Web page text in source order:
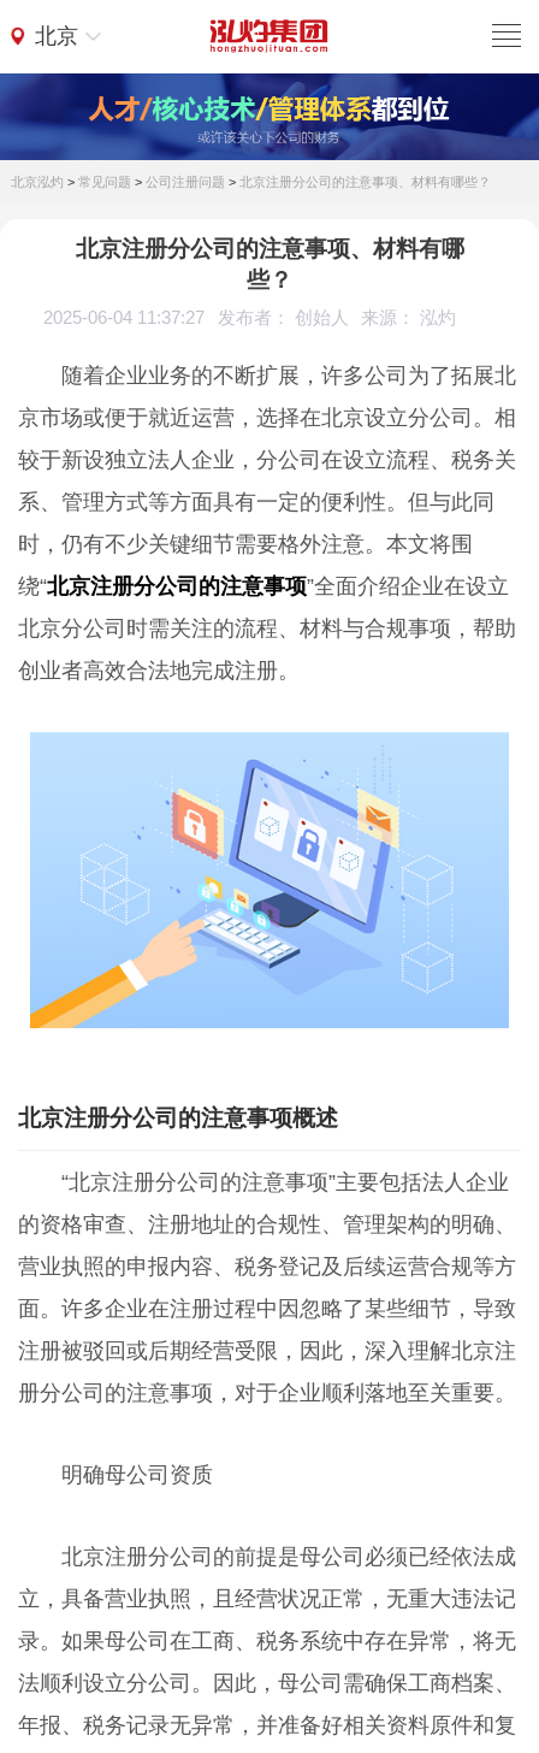
北京
北京泓灼 > 常见问题 > 公司注册问题 > 北京注册分公司的注意事项、材料有哪些？
北京注册分公司的注意事项、材料有哪
些？
2025-06-04 11:37:27 发布者： 创始人 来源： 泓灼
随着企业业务的不断扩展，许多公司为了拓展北
京市场或便于就近运营，选择在北京设立分公司。相
较于新设独立法人企业，分公司在设立流程、税务关
系、管理方式等方面具有一定的便利性。但与此同
时，仍有不少关键细节需要格外注意。本文将围
绕“北京注册分公司的注意事项”全面介绍企业在设立
北京分公司时需关注的流程、材料与合规事项，帮助
创业者高效合法地完成注册。
北京注册分公司的注意事项概述
“北京注册分公司的注意事项”主要包括法人企业
的资格审查、注册地址的合规性、管理架构的明确、
营业执照的申报内容、税务登记及后续运营合规等方
面。许多企业在注册过程中因忽略了某些细节，导致
注册被驳回或后期经营受限，因此，深入理解北京注
册分公司的注意事项，对于企业顺利落地至关重要。
明确母公司资质
北京注册分公司的前提是母公司必须已经依法成
立，具备营业执照，且经营状况正常，无重大违法记
录。如果母公司在工商、税务系统中存在异常，将无
法顺利设立分公司。因此，母公司需确保工商档案、
年报、税务记录无异常，并准备好相关资料原件和复